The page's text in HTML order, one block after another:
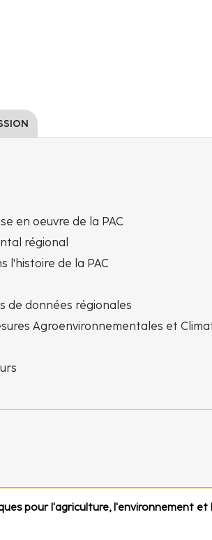
en oeuvre de la PAC
régional
l'histoire de la PAC
de données régionales
Agroenvironnementales et
pour l'agriculture, l'environnement et